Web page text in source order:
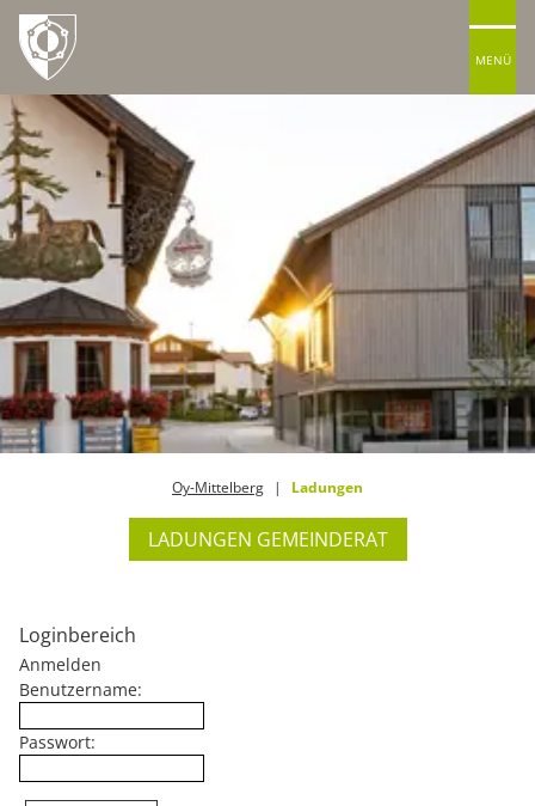
MENÜ
Oy-Mittelberg Ladungen
LADUNGEN GEMEINDERAT
Loginbereich
Anmelden
Benutzername:
Passwort: